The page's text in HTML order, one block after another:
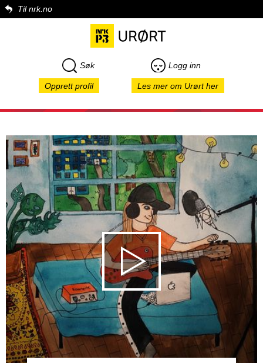
Til nrk.no
Søk Logg inn
Opprett profil Les mer om Urørt her